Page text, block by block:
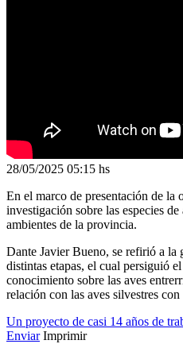
28/05/2025 05:15 hs
En el marco de presentación de la
investigación sobre las especies
ambientes de la provincia.
Dante Javier Bueno, se refirió a la
distintas etapas, el cual persiguió
conocimiento sobre las aves
relación con las aves silvestres
Un proyecto de casi 14 años de
Enviar Imprimir